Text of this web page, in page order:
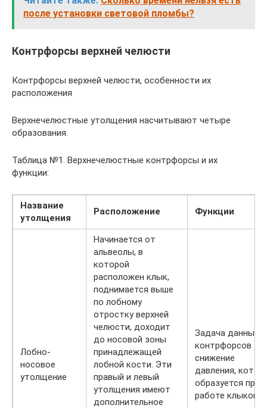
после установки световой пломбы?
Контрфорсы верхней челюсти
Контрфорсы верхней челюсти, особенности их
расположения
Верхнечелюстные утолщения насчитывают четыре
образования.
Таблица №1. Верхнечелюстные контрфорсы и их
функции:
Название
утолщения
Расположение Функции
Лобно-
носовое
утолщение
Начинается от
альвеолы, в
которой
расположен клык,
поднимается выше
по лобному
отростку верхней
челюсти, доходит
до носовой зоны
принадлежащей
лобной кости. Эти
правый и левый
утолщения имеют
дополнительное
Задача данных
контрфорсов –
снижение
давления,
образуется при
работе клыков.